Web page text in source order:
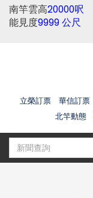
南竿雲高20000呎
能見度9999 公尺
立榮訂票 華信訂票
北竿動態